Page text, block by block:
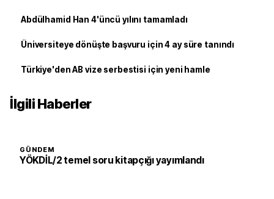
Abdülhamid Han 4'üncü yılını tamamladı
Üniversiteye dönüşte başvuru için 4 ay süre tanındı
Türkiye'den AB vize serbestisi için yeni hamle
İlgili Haberler
GÜNDEM
YÖKDİL/2 temel soru kitapçığı yayımlandı